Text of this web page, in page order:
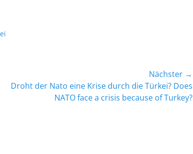
Nächster →
Nächster
Droht der Nato eine Krise durch die Türkei? Does
NATO face a crisis because of Turkey?